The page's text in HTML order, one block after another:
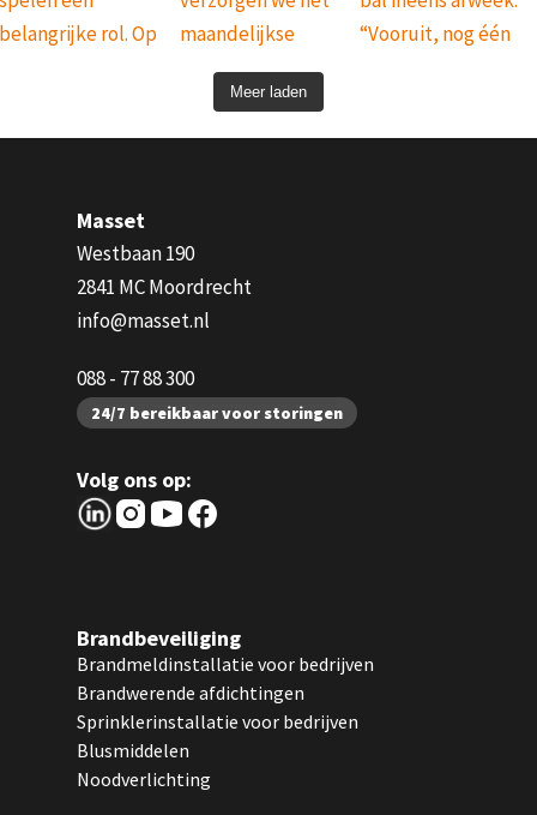
Meer laden
Masset
Westbaan 190
2841 MC Moordrecht
info@masset.nl
088 - 77 88 300
24/7 bereikbaar voor storingen
Volg ons op:
Brandbeveiliging
Brandmeldinstallatie voor bedrijven
Brandwerende afdichtingen
Sprinklerinstallatie voor bedrijven
Blusmiddelen
Noodverlichting